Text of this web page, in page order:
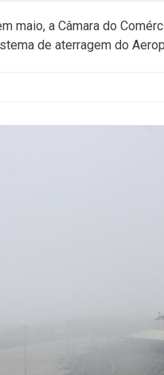
maio, a Câmara do
de aterragem do